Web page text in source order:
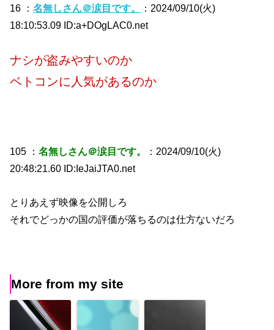
16 ：名無しさん＠涙目です。
：2024/09/10(火)
18:10:53.09 ID:a+DOgLAC0.net
ナシが盗みやすいのか
ベトコンに人気があるのか
105 ：名無しさん＠涙目です。
：2024/09/10(火)
20:48:21.60 ID:IeJaiJTA0.net
とりあえず映像を公開しろ
それでどっかの国の評価が落ちるのは仕方ないだろ
More from my site